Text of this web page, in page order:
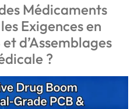
Médicaments
Exigences en
d’Assemblages
?